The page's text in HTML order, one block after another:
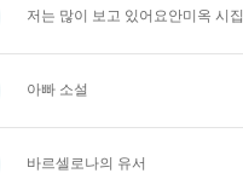
저는 많이 보고 있어요안미옥 시집
아빠 소설
바르셀로나의 유서